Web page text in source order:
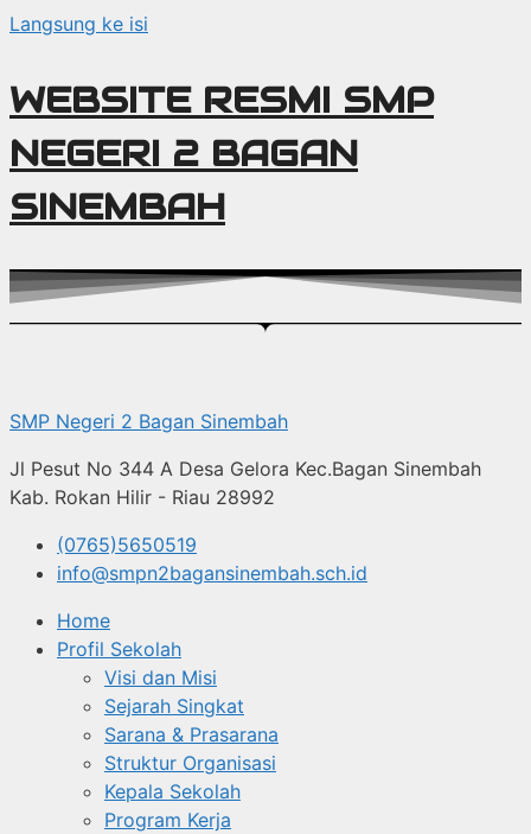
Langsung ke isi
WEBSITE RESMI SMP
NEGERI 2 BAGAN
SINEMBAH
SMP Negeri 2 Bagan Sinembah
Jl Pesut No 344 A Desa Gelora Kec.Bagan Sinembah
Kab. Rokan Hilir - Riau 28992
(0765)5650519
info@smpn2bagansinembah.sch.id
Home
Profil Sekolah
Visi dan Misi
Sejarah Singkat
Sarana & Prasarana
Struktur Organisasi
Kepala Sekolah
Program Kerja